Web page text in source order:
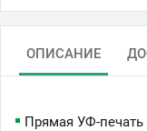
ОПИСАНИЕ
Прямая УФ-